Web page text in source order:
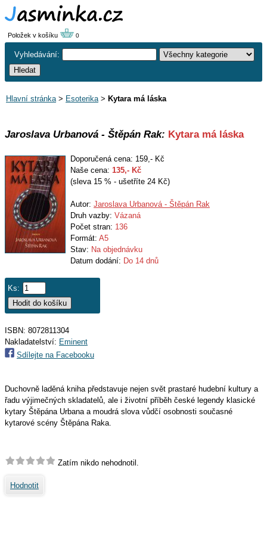
Položek v košíku 0
Vyhledávání:
Hlavní stránka> Esoterika> Kytara má láska
Jaroslava Urbanová - Štěpán Rak: Kytara má láska
Doporučená cena: 159,- Kč
Naše cena: 135,- Kč
(sleva 15 % - ušetříte 24 Kč)
Autor: Jaroslava Urbanová - Štěpán Rak
Druh vazby: Vázaná
Počet stran: 136
Formát: A5
Stav: Na objednávku
Datum dodání: Do 14 dnů
Ks:
ISBN: 8072811304
Nakladatelství: Eminent
Sdílejte na Facebooku
Duchovně laděná kniha představuje nejen svět prastaré hudební kultury a
řadu výjimečných skladatelů, ale i životní příběh české legendy klasické
kytary Štěpána Urbana a moudrá slova vůdčí osobnosti současné
kytarové scény Štěpána Raka.
Zatím nikdo nehodnotil.
Hodnotit